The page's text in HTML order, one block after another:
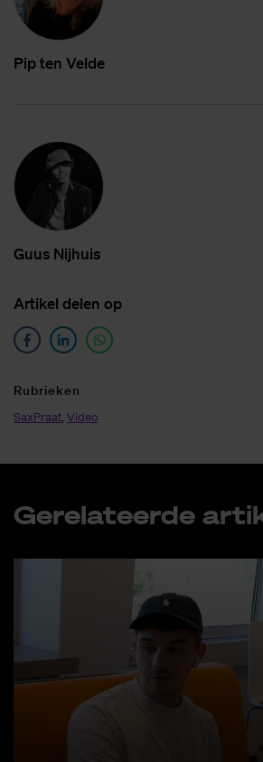
Pip ten Vel­de
Guus Nij­huis
Ar­ti­kel de­len op
Ru­brie­ken
SaxPraat, Video
Ge­re­la­teer­de